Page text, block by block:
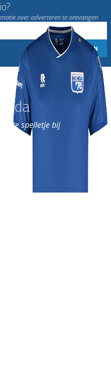
over adverteren te ontvangen
spelletje bij